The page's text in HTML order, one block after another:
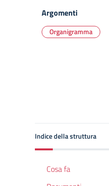
Argomenti
Organigramma
Indice della struttura
Cosa fa